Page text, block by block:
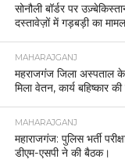
सोनौली बॉर्डर पर
दस्तावेज़ों में गड़बड़ी का
MAHARAJGANJ
महराजगंज जिला अस्पताल के
मिला वेतन, कार्य बहिष्कार
MAHARAJGANJ
महाराजगंज: पुलिस भर्ती
डीएम-एसपी ने की बैठक।